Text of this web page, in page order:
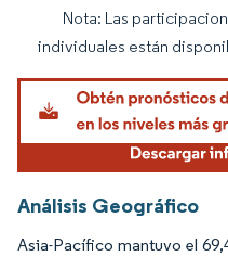
Imagen © Mordor Intelligence. El
Nota: Las
individuales están
Análisis Geográfico
Asia-Pacífico mantuvo el